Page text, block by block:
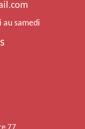
au samedi
77